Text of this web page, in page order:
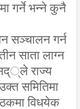
गर्ने भन्ने कुनै
सञ्चालन गर्न
साता लाग्न
राज्य
समितिमा
विधयेक